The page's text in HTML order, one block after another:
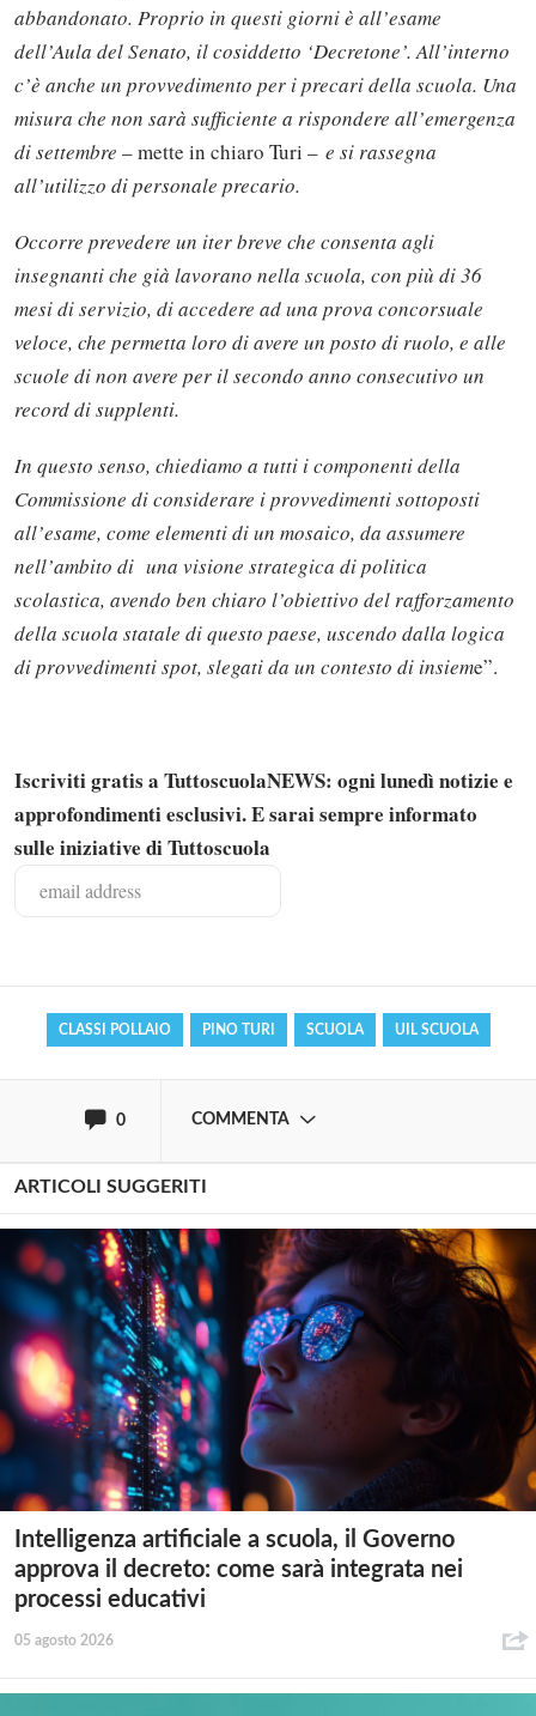
abbandonato. Proprio in questi giorni è all’esame
dell’Aula del Senato, il cosiddetto ‘Decretone’. All’interno
c’è anche un provvedimento per i precari della scuola. Una
misura che non sarà sufficiente a rispondere all’emergenza
di settembre – mette in chiaro Turi – e si rassegna
all’utilizzo di personale precario.
Occorre prevedere un iter breve che consenta agli
insegnanti che già lavorano nella scuola, con più di 36
mesi di servizio, di accedere ad una prova concorsuale
veloce, che permetta loro di avere un posto di ruolo, e alle
scuole di non avere per il secondo anno consecutivo un
record di supplenti.
In questo senso, chiediamo a tutti i componenti della
Commissione di considerare i provvedimenti sottoposti
all’esame, come elementi di un mosaico, da assumere
nell’ambito di una visione strategica di politica
scolastica, avendo ben chiaro l’obiettivo del rafforzamento
della scuola statale di questo paese, uscendo dalla logica
di provvedimenti spot, slegati da un contesto di insieme”.
Iscriviti gratis a TuttoscuolaNEWS: ogni lunedì notizie e
approfondimenti esclusivi. E sarai sempre informato
sulle iniziative di Tuttoscuola
CLASSI POLLAIO PINO TURI SCUOLA UIL SCUOLA
0 COMMENTA
Solo gli utenti registrati possono
commentare!
ARTICOLI SUGGERITI
Intelligenza artificiale a scuola, il Governo
approva il decreto: come sarà integrata nei
processi educativi
05 agosto 2026